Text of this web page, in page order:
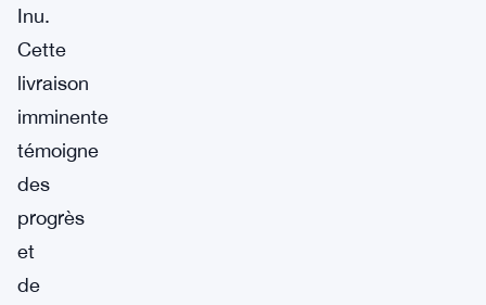
Inu.
Cette
livraison
imminente
témoigne
des
progrès
et
de